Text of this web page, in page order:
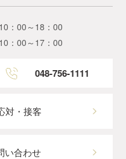
：00～18：00
：00～17：00
048-756-1111
対・接客
い合わせ